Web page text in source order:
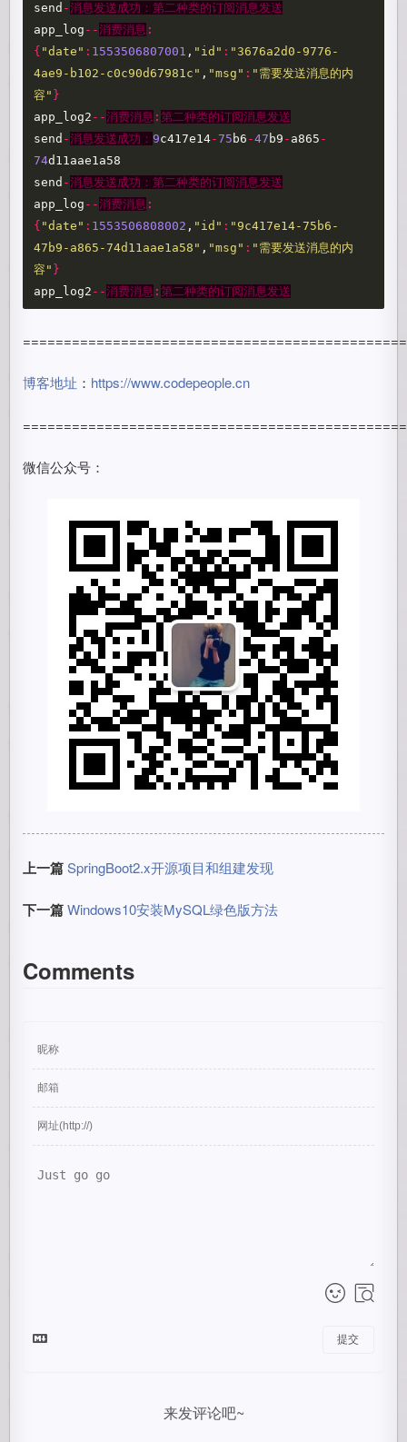
send -消息发送成功：第二种类的订阅消息发送
app_log --消费消息 :
{ "date" : 1553506807001 , "id" : "3676a2d0-9776-
4ae9-b102-c0c90d67981c" , "msg" : "需要发送消息的内
容" }
app_log2 --消费消息 :第二种类的订阅消息发送
send -消息发送成功：9c417e14-75 b6 -47 b9 - a865 -
74d11aae1a58
send -消息发送成功：第二种类的订阅消息发送
app_log --消费消息 :
{ "date" : 1553506808002 , "id" : "9c417e14-75b6-
47b9-a865-74d11aae1a58" , "msg" : "需要发送消息的内
容" }
app_log2 --消费消息 :第二种类的订阅消息发送
博客地址 ： https://www.codepeople.cn
微信公众号：
上一篇 SpringBoot2.x开源项目和组建发现
下一篇 Windows10安装MySQL绿色版方法
Comments
提交
来发评论吧~